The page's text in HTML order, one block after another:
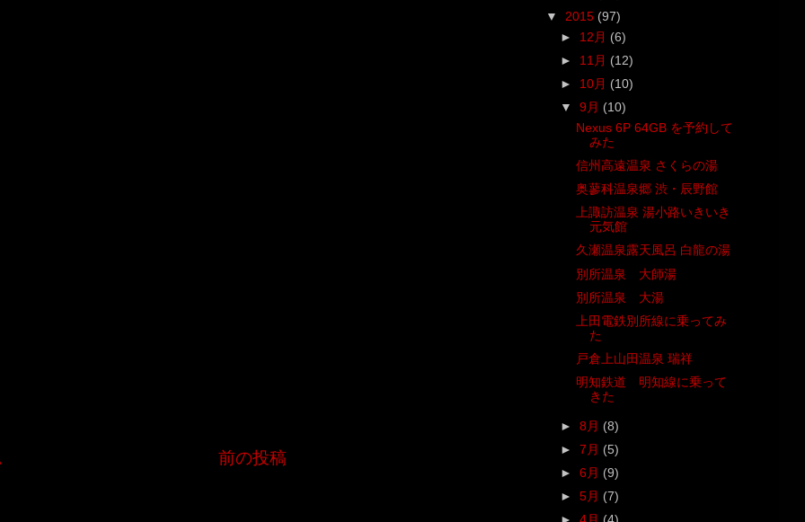
前の投稿
▼ 2015 (97)
► 12月 (6)
► 11月 (12)
► 10月 (10)
▼9月 (10)
Nexus 6P 64GB を予約して
みた
信州高遠温泉 さくらの湯
奥蓼科温泉郷 渋・辰野館
上諏訪温泉 湯小路いきいき
元気館
久瀬温泉露天風呂 白龍の湯
別所温泉 大師湯
別所温泉 大湯
上田電鉄別所線に乗ってみ
た
戸倉上山田温泉 瑞祥
明知鉄道 明知線に乗って
きた
►8月 (8)
►7月 (5)
►6月 (9)
►5月 (7)